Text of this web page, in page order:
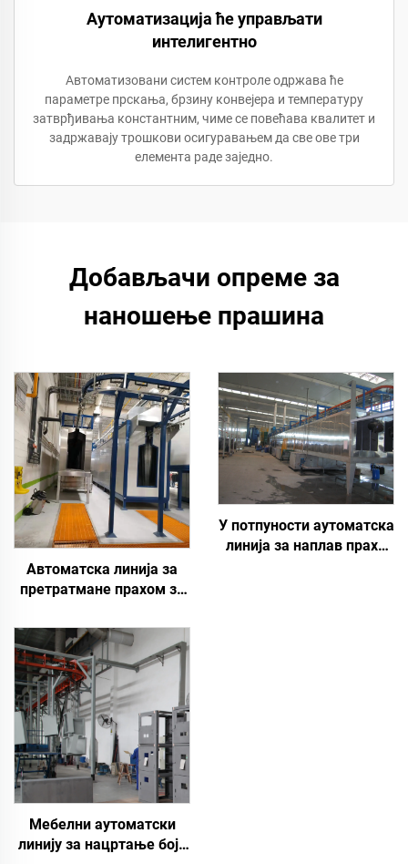
Аутоматизација ће управљати
интелигентно
Автоматизовани систем контроле одржава ће
параметре прскања, брзину конвејера и температуру
затврђивања константним, чиме се повећава квалитет и
задржавају трошкови осигуравањем да све ове три
елемента раде заједно.
Добављачи опреме за
наношење прашина
Автоматска линија за
претратмане прахом за
У потпуности аутоматска
линија за наплав праха
Мебелни аутоматски
линију за нацртање боје